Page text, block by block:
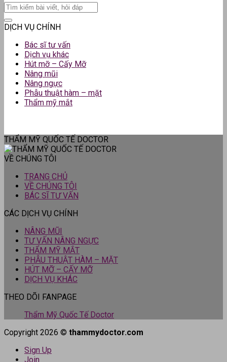
DỊCH VỤ CHÍNH
Bác sĩ tư vấn
Dịch vụ khác
Hút mỡ – Cấy Mỡ
Nâng mũi
Nâng ngực
Phẫu thuật hàm – mặt
Thẩm mỹ mắt
THẨM MỸ QUỐC TẾ DOCTOR
VỀ CHÚNG TÔI
TRANG CHỦ
VỀ CHÚNG TÔI
BÁC SĨ TƯ VẤN
CÁC DỊCH VỤ CHÍNH
NÂNG MŨI
TƯ VẤN NÂNG NGỰC
THẨM MỸ MẮT
PHẪU THUẬT HÀM – MẶT
HÚT MỠ – CẤY MỠ
DỊCH VỤ KHÁC
THEO DÕI FANPAGE
Thẩm Mỹ Quốc Tế Doctor
Copyright 2026 © thammydoctor.com
Sign Up
Join